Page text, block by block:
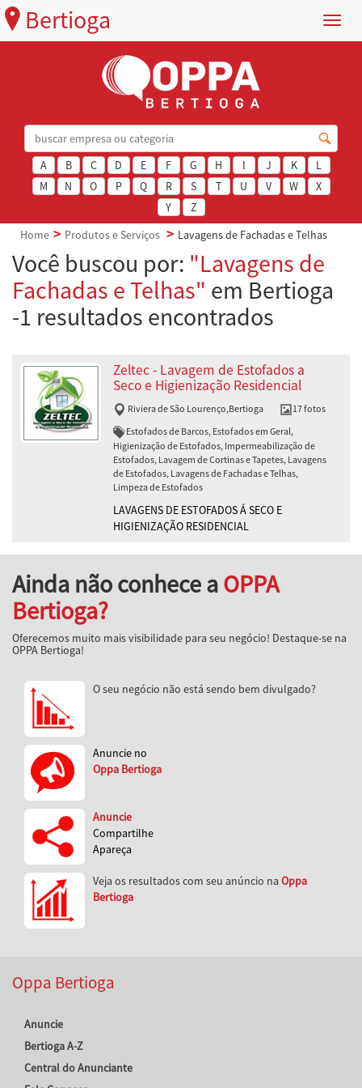
Menu
Bertioga
A B C D E F G H I J K
L
M
N O P Q R S T U V W
X
Y
Z
Home
Produtos e Serviços Lavagens de Fachadas e Telhas
Você buscou por: "Lavagens de
Fachadas e Telhas" em Bertioga
-1 resultados encontrados
Zeltec - Lavagem de Estofados a
Seco e Higienização Residencial
Riviera de São Lourenço,Bertioga
17 fotos
Estofados de Barcos, Estofados em Geral,
Higienização de Estofados, Impermeabilização de
Estofados, Lavagem de Cortinas e Tapetes, Lavagens
de Estofados, Lavagens de Fachadas e Telhas,
Limpeza de Estofados
LAVAGENS DE ESTOFADOS Á SECO E
HIGIENIZAÇÃO RESIDENCIAL
Ainda não conhece aOPPA
Bertioga?
Oferecemos muito mais visibilidade para seu negócio! Destaque-se na
OPPA Bertioga!
O seu negócio não está sendo bem divulgado?
Anuncie no
Oppa Bertioga
Anuncie
Compartilhe
Apareça
Veja os resultados com seu anúncio na Oppa
Bertioga
Oppa Bertioga
Anuncie
Bertioga A-Z
Central do Anunciante